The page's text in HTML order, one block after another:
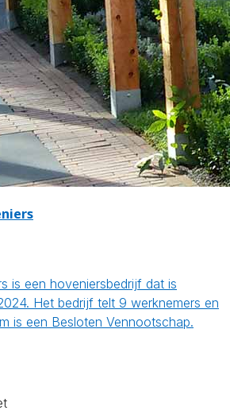
is een hoveniersbedrijf dat is
Het bedrijf telt 9 werknemers en
is een Besloten Vennootschap.